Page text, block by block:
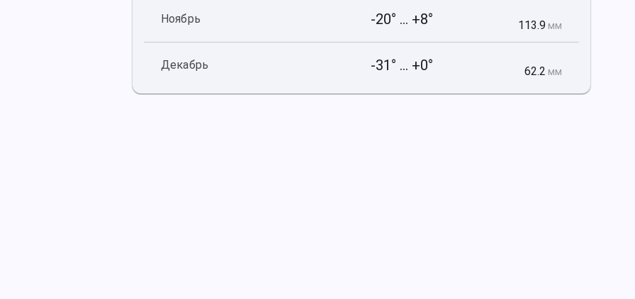
Ноябрь -20° ... +8° 113.9 мм
Декабрь -31° ... +0° 62.2 мм